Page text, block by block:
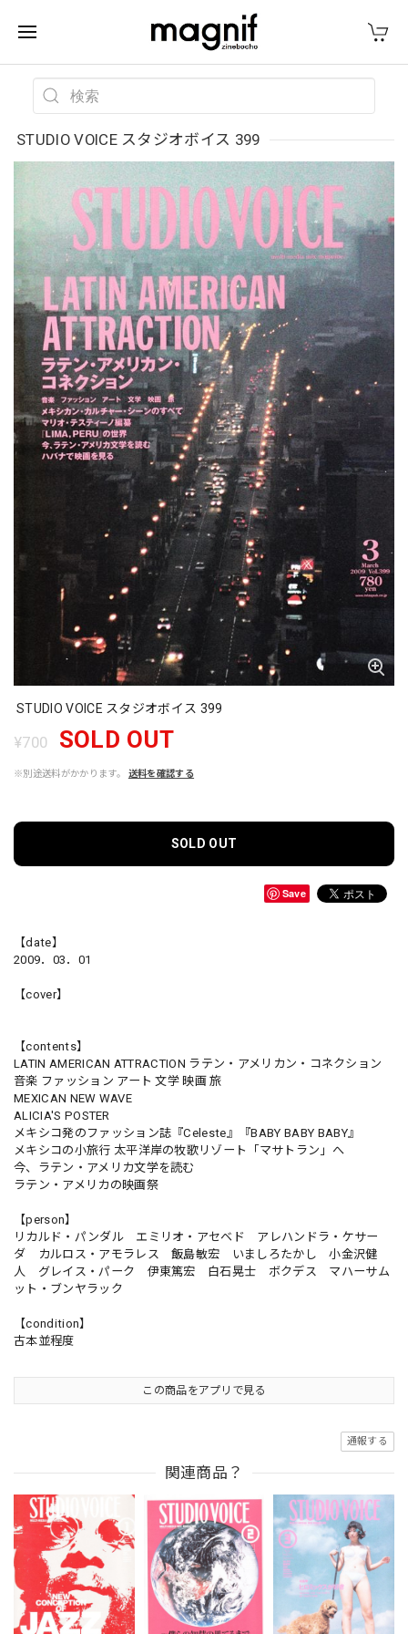
STUDIO VOICE スタジオボイス 399
STUDIO VOICE スタジオボイス 399
¥700 SOLD OUT
※別途送料がかかります。 送料を確認する
SOLD OUT
Save
【date】
2009．03．01
【cover】
【contents】
LATIN AMERICAN ATTRACTION ラテン・アメリカン・コネクション
音楽 ファッション アート 文学 映画 旅
MEXICAN NEW WAVE
ALICIA'S POSTER
メキシコ発のファッション誌『Celeste』『BABY BABY BABY』
メキシコの小旅行 太平洋岸の牧歌リゾート「マサトラン」へ
今、ラテン・アメリカ文学を読む
ラテン・アメリカの映画祭
【person】
リカルド・パンダル エミリオ・アセベド アレハンドラ・ケサー
ダ カルロス・アモラレス 飯島敏宏 いましろたかし 小金沢健
人 グレイス・パーク 伊東篤宏 白石晃士 ボクデス マハーサム
ット・ブンヤラック
【condition】
古本並程度
この商品をアプリで見る
通報する
関連商品？